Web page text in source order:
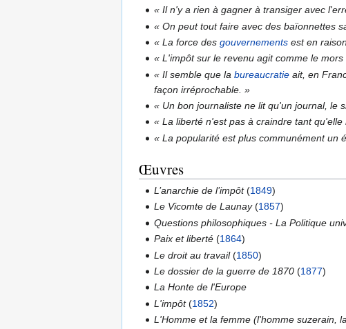
« Il n'y a rien à gagner à transiger avec
« On peut tout faire avec des baïonnettes
« La force desgouvernements est en
« L'impôt sur le revenu agit comme le
« Il semble que labureaucratie ait, en
façon irréprochable. »
« Un bon journaliste ne lit qu'un journal, le
« La liberté n'est pas à craindre tant
« La popularité est plus communément un
Œuvres
L’anarchie de l’impôt(1849)
Le Vicomte de Launay(1857)
Questions philosophiques - La Politique
Paix et liberté (1864)
Le droit au travail(1850)
Le dossier de la guerre de 1870 (1877)
La Honte de l'Europe
L'impôt(1852)
L'Homme et la femme (l'homme suzerain,